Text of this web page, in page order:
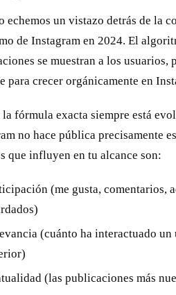
echemos un vistazo detrás de la
de Instagram en 2024. El
se muestran a los usuarios,
para crecer orgánicamente en
la fórmula exacta siempre está
no hace pública precisamente
que influyen en tu alcance son:
(me gusta, comentarios,
(cuánto ha interactuado
(las publicaciones más